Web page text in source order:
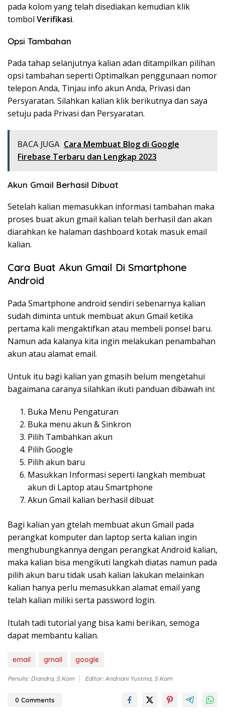
pada kolom yang telah disediakan kemudian klik
tombol Verifikasi.
Opsi Tambahan
Pada tahap selanjutnya kalian adan ditampilkan pilihan
opsi tambahan seperti Optimalkan penggunaan nomor
telepon Anda, Tinjau info akun Anda, Privasi dan
Persyaratan. Silahkan kalian klik berikutnya dan saya
setuju pada Privasi dan Persyaratan.
BACA JUGA Cara Membuat Blog di Google
Firebase Terbaru dan Lengkap 2023
Akun Gmail Berhasil Dibuat
Setelah kalian memasukkan informasi tambahan maka
proses buat akun gmail kalian telah berhasil dan akan
diarahkan ke halaman dashboard kotak masuk email
kalian.
Cara Buat Akun Gmail Di Smartphone
Android
Pada Smartphone android sendiri sebenarnya kalian
sudah diminta untuk membuat akun Gmail ketika
pertama kali mengaktifkan atau membeli ponsel baru.
Namun ada kalanya kita ingin melakukan penambahan
akun atau alamat email.
Untuk itu bagi kalian yan gmasih belum mengetahui
bagaimana caranya silahkan ikuti panduan dibawah ini:
Buka Menu Pengaturan
Buka menu akun & Sinkron
Pilih Tambahkan akun
Pilih Google
Pilih akun baru
Masukkan Informasi seperti langkah membuat
akun di Laptop atau Smartphone
Akun Gmail kalian berhasil dibuat
Bagi kalian yan gtelah membuat akun Gmail pada
perangkat komputer dan laptop serta kalian ingin
menghubungkannya dengan perangkat Android kalian,
maka kalian bisa mengikuti langkah diatas namun pada
pilih akun baru tidak usah kalian lakukan melainkan
kalian hanya perlu memasukkan alamat email yang
telah kalian miliki serta password login.
Itulah tadi tutorial yang bisa kami berikan, semoga
dapat membantu kalian.
email gmail google
Penulis: Diandra, S.Kom Editor: Andriani Yustina, S.Kom
0 Comments